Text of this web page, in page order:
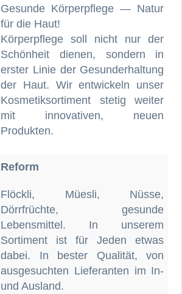
Gesunde Körperpflege — Natur
für die Haut!
Körperpflege soll nicht nur der
Schönheit dienen, sondern in
erster Linie der Gesunderhaltung
der Haut. Wir entwickeln unser
Kosmetiksortiment stetig weiter
mit innovativen, neuen
Produkten.
Reform
Flöckli, Müesli, Nüsse,
Dörrfrüchte, gesunde
Lebensmittel. In unserem
Sortiment ist für Jeden etwas
dabei. In bester Qualität, von
ausgesuchten Lieferanten im In-
und Ausland.